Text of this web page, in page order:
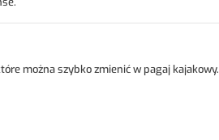
można szybko zmienić w pagaj kajakowy.